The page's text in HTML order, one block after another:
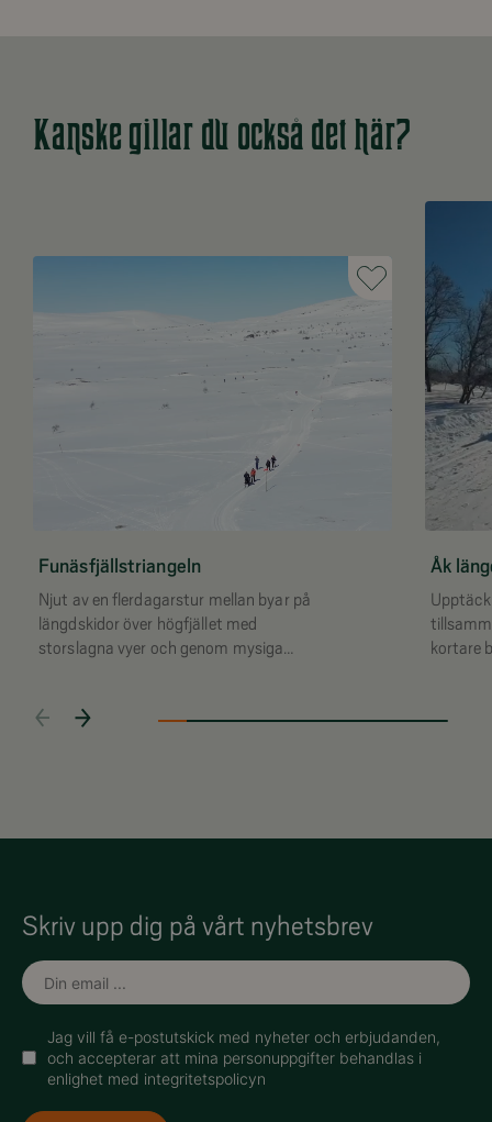
Kanske gillar du också det här?
Funäsfjällstriangeln
Njut av en flerdagarstur mellan byar på
längdskidor över högfjället med
storslagna vyer och genom mysiga
Åk
kortare
Skriv upp dig på vårt nyhetsbrev
Jag vill få e-postutskick med nyheter och erbjudanden,
och accepterar att mina personuppgifter behandlas i
enlighet med integritetspolicyn